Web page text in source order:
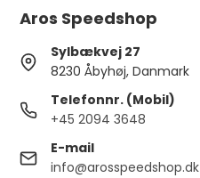
Aros Speedshop
Sylbækvej 27
8230 Åbyhøj, Danmark
Telefonnr. (Mobil)
+45 2094 3648
E-mail
info@arosspeedshop.dk